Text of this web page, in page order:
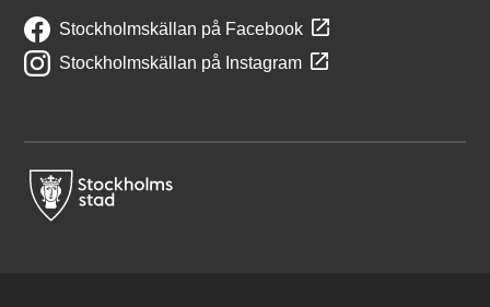
Stockholmskällan på Facebook
Stockholmskällan på Instagram